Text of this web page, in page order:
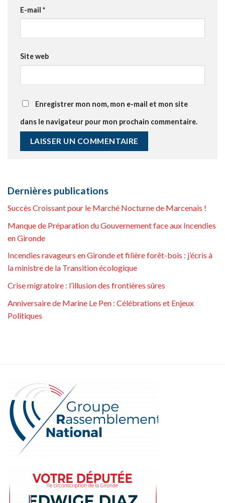
E-mail *
Site web
Enregistrer mon nom, mon e-mail et mon site
dans le navigateur pour mon prochain commentaire.
Dernières publications
Succès Croissant pour le Marché Nocturne de Marcenais !
Manque de Préparation du Gouvernement face aux Incendies
en Gironde
Incendies ravageurs en Gironde et filière forêt-bois : j’écris à
la ministre de la Transition écologique
Crise migratoire : l’illusion des frontières sûres
Anniversaire de Marine Le Pen : Célébrations et Enjeux
Politiques